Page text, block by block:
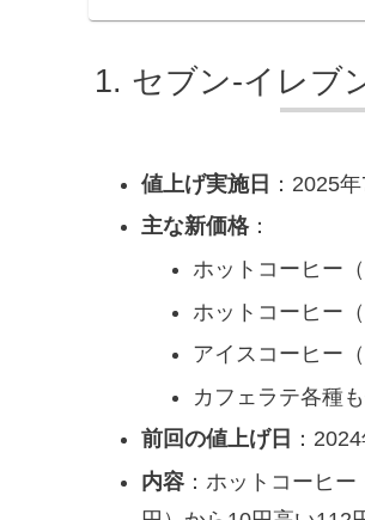
セブン-イレブ
値上げ実施日 ：2025
主な新価格：
ホットコーヒー
ホットコーヒー
アイスコーヒー
カフェラテ各種
前回の値上げ日 ：
内容：ホットコーヒー